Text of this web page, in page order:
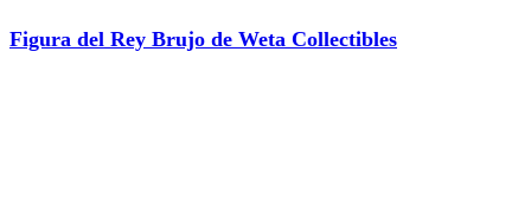
Figura del Rey Brujo de Weta Collectibles